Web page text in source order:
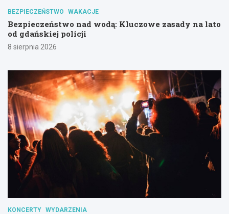
BEZPIECZEŃSTWO WAKACJE
Bezpieczeństwo nad wodą: Kluczowe zasady na lato
od gdańskiej policji
8 sierpnia 2026
KONCERTY WYDARZENIA